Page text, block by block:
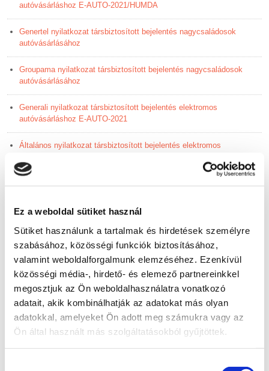
Ez a weboldal sütiket használ
Sütiket használunk a tartalmak és hirdetések személyre
szabásához, közösségi funkciók biztosításához,
valamint weboldalforgalmunk elemzéséhez. Ezenkívül
közösségi média-, hirdető- és elemező partnereinkkel
megosztjuk az Ön weboldalhasználatra vonatkozó
adatait, akik kombinálhatják az adatokat más olyan
adatokkal, amelyeket Ön adott meg számukra vagy az
Ön által használt más szolgáltatásokból gyűjtöttek.
autóvásárláshoz E-AUTO-2021/HUMDA
Genertel nyilatkozat társbiztosított bejelentés nagycsaládosok
autóvásárlásához
Groupama nyilatkozat társbiztosított bejelentés nagycsaládosok
autóvásárlásához
Generali nyilatkozat társbiztosított bejelentés elektromos
autóvásárláshoz E-AUTO-2021
Általános nyilatkozat társbiztosított bejelentés elektromos
Egyéb casco biztosítók terméke esetén
Általános nyilatkozat társbiztosított bejelentés nagycsaládosok
autóvásárlásához
Lakásbiztosítás – biztosítási feltételek - Termékismertetők